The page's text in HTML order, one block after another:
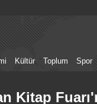
Kültür Toplum Spor
Kitap